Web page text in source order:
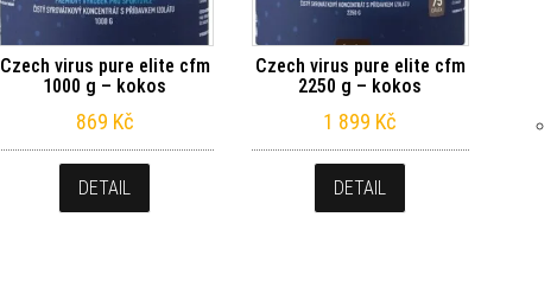
Czech virus pure elite cfm
1000 g – kokos
869 Kč
DETAIL
Czech virus pure elite cfm
2250 g – kokos
1 899 Kč
DETAIL